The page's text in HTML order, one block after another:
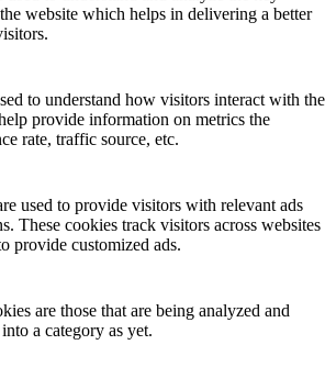
website which helps in delivering a better
to understand how visitors interact with the
provide information on metrics the
rate, traffic source, etc.
used to provide visitors with relevant ads
These cookies track visitors across websites
provide customized ads.
are those that are being analyzed and
a category as yet.